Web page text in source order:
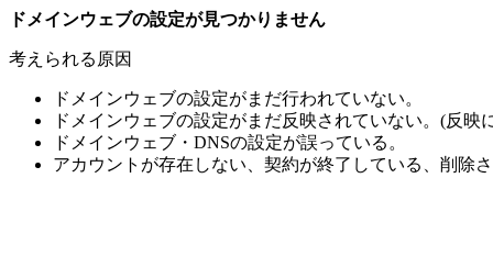
ドメインウェブの設定が見つかりません
考えられる原因
ドメインウェブの設定がまだ行われていない。
ドメインウェブの設定がまだ反映されていない。(反
ドメインウェブ・DNSの設定が誤っている。
アカウントが存在しない、契約が終了している、削除